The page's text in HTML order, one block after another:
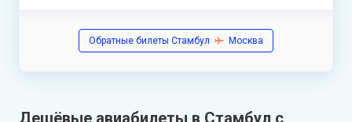
Обратные билеты Стамбул Москва
Дешёвые авиабилеты в Стамбул с